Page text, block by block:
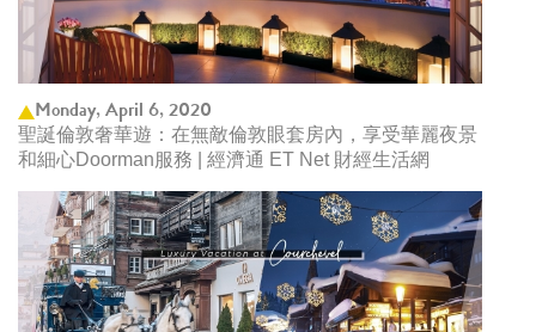
Monday, April 6, 2020
聖誕倫敦奢華遊：在無敵倫敦眼套房內，享受華麗夜景
和細心Doorman服務 | 經濟通 ET Net 財經生活網